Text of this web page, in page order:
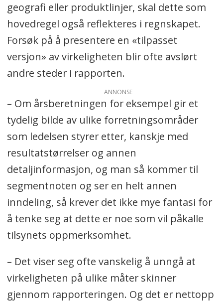
geografi eller produktlinjer, skal dette som
hovedregel også reflekteres i regnskapet.
Forsøk på å presentere en «tilpasset
versjon» av virkeligheten blir ofte avslørt
andre steder i rapporten.
ANNONSE
– Om årsberetningen for eksempel gir et
tydelig bilde av ulike forretningsområder
som ledelsen styrer etter, kanskje med
resultatstørrelser og annen
detaljinformasjon, og man så kommer til
segmentnoten og ser en helt annen
inndeling, så krever det ikke mye fantasi for
å tenke seg at dette er noe som vil påkalle
tilsynets oppmerksomhet.
– Det viser seg ofte vanskelig å unngå at
virkeligheten på ulike måter skinner
gjennom rapporteringen. Og det er nettopp